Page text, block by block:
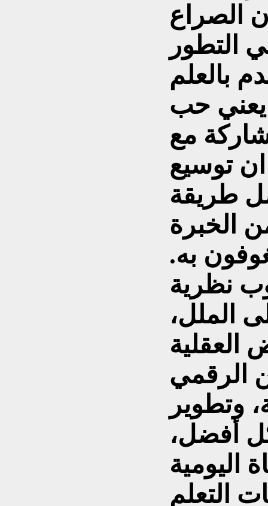
الصراع
التطور
بالعلم
يعني حب
مع
توسيع
طريقة
الخبرة
به.
نظرية
الملل،
الرقمي
وتطوير
أفضل،
التعلم